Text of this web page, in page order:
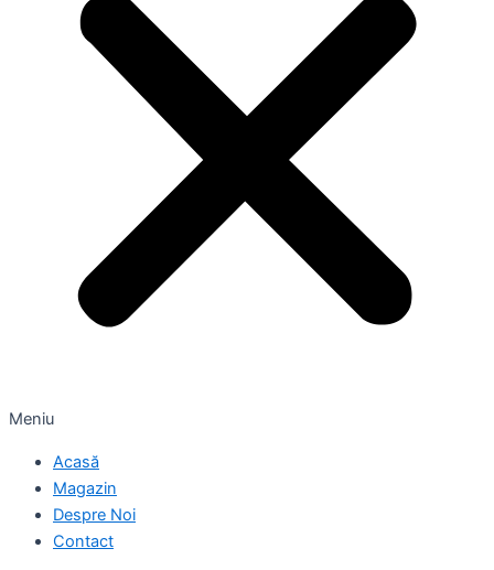
Meniu
Acasă
Magazin
Despre Noi
Contact